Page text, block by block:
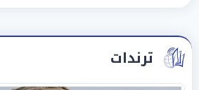
ترندات